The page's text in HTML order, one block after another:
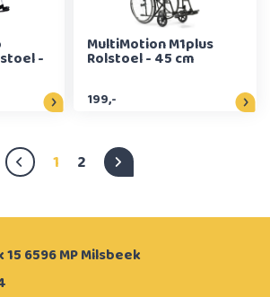
-
MultiMotion M1plus
Rolstoel - 45 cm
199,-
1 2
6596 MP Milsbeek